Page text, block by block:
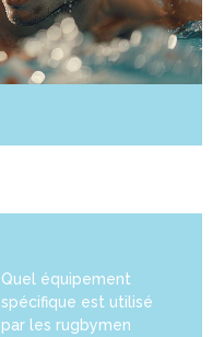
Quel équipement
spécifique est utilisé
par les rugbymen